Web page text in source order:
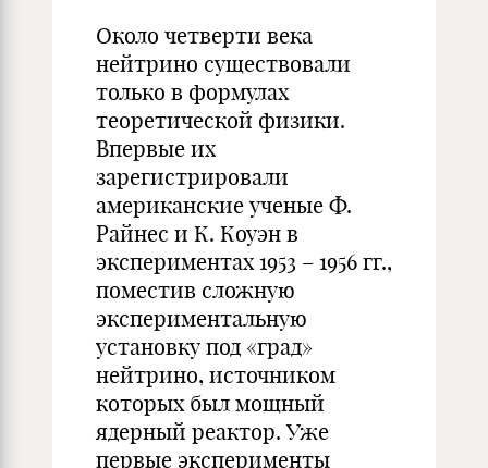
Около четверти века
нейтрино существовали
только в формулах
теоретической физики.
Впервые их
зарегистрировали
американские ученые Ф.
Райнес и К. Коуэн в
экспериментах 1953 – 1956 гг.,
поместив сложную
экспериментальную
установку под «град»
нейтрино, источником
которых был мощный
ядерный реактор. Уже
первые эксперименты